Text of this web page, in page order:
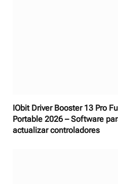
IObit Driver Booster 13 Pro
Portable 2026 – Software
actualizar controladores